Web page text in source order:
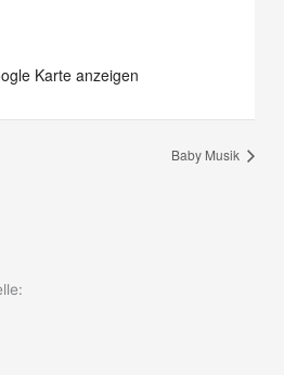
Karte anzeigen
Baby Musik